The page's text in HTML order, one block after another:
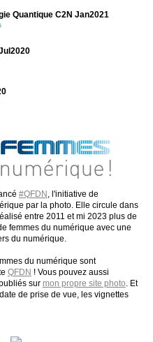
Quantique C2N Jan2021
#QFDN
, l'initiative de
par la photo. Elle circule dans
entre 2011 et mi 2023 plus de
femmes du numérique avec une
du numérique.
du numérique sont
QFDN ! Vous pouvez aussi
sur mon propre site photo . Et
de prise de vue, les vignettes